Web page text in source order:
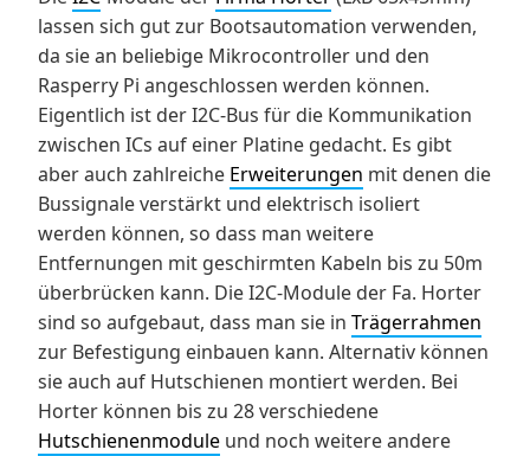
lassen sich gut zur Bootsautomation verwenden,
da sie an beliebige Mikrocontroller und den
Rasperry Pi angeschlossen werden können.
Eigentlich ist der I2C-Bus für die Kommunikation
zwischen ICs auf einer Platine gedacht. Es gibt
aber auch zahlreiche Erweiterungen mit denen die
Bussignale verstärkt und elektrisch isoliert
werden können, so dass man weitere
Entfernungen mit geschirmten Kabeln bis zu 50m
überbrücken kann. Die I2C-Module der Fa. Horter
sind so aufgebaut, dass man sie in Trägerrahmen
zur Befestigung einbauen kann. Alternativ können
sie auch auf Hutschienen montiert werden. Bei
Horter können bis zu 28 verschiedene
Hutschienenmodule und noch weitere andere